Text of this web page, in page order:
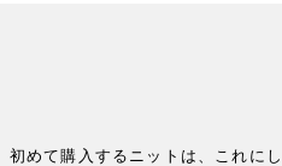
めて購入するニットは、これ